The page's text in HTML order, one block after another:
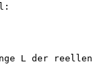
L der reellen